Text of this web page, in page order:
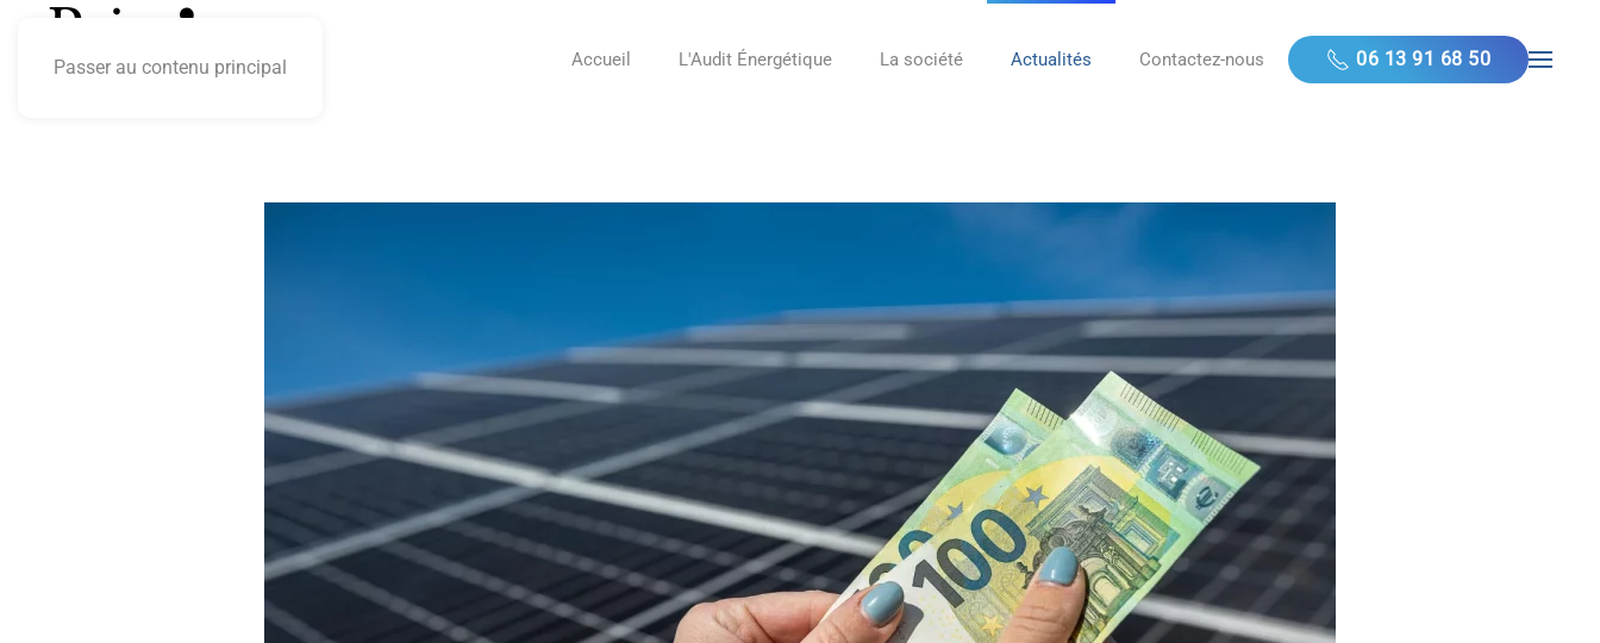
Passer au contenu principal Accueil L'Audit Énergétique La société Actualités Contactez-nous 06 13 91 68 50